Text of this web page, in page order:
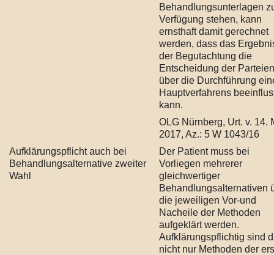
Behandlungsunterlagen
Verfügung stehen, kann
ernsthaft damit gerechnet
werden, dass das
der Begutachtung die
Entscheidung der Parteien
über die Durchführung
Hauptverfahrens
kann.
OLG Nürnberg, Urt. v. 14.
2017, Az.: 5 W 1043/16
Aufklärungspflicht auch bei
Behandlungsalternative zweiter
Wahl
Der Patient muss bei
Vorliegen mehrerer
gleichwertiger
Behandlungsalternativen
die jeweiligen Vor-und
Nacheile der Methoden
aufgeklärt werden.
Aufklärungspflichtig sind
nicht nur Methoden der